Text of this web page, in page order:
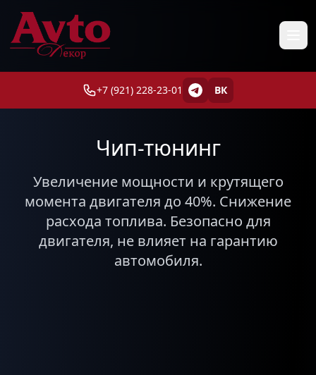
+7 (921) 228-23-01 ВК
Чип-тюнинг
Увеличение мощности и крутящего
момента двигателя до 40%. Снижение
расхода топлива. Безопасно для
двигателя, не влияет на гарантию
автомобиля.